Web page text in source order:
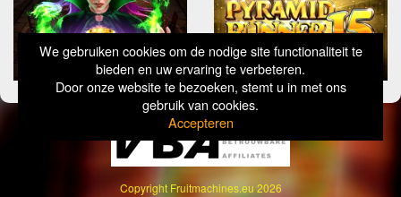
We gebruiken cookies om de nodige site functionaliteit te
bieden en uw ervaring te verbeteren.
Door onze website te bezoeken, stemt u in met ons
gebruik van cookies.
Accepteren
Copyright Fruitmachines.eu 2026